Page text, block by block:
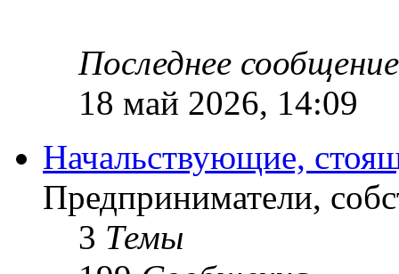
Последнее сообщение
18 май 2026, 14:09
Начальствующие,
Предприниматели,
3 Темы